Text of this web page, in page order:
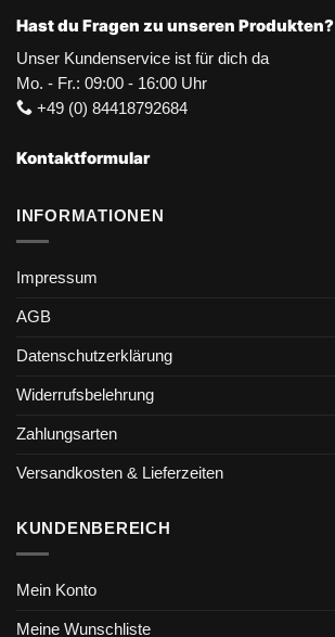
Hast du Fragen zu unseren Produkten?
Unser Kundenservice ist für dich da
Mo. - Fr.: 09:00 - 16:00 Uhr
+49 (0) 84418792684
Kontaktformular
INFORMATIONEN
Impressum
AGB
Datenschutzerklärung
Widerrufsbelehrung
Zahlungsarten
Versandkosten & Lieferzeiten
KUNDENBEREICH
Mein Konto
Meine Wunschliste